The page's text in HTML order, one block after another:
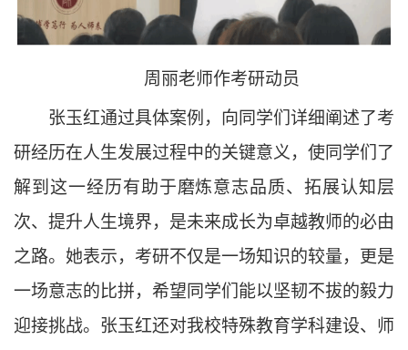
周丽老师作考研动员
张玉红通过具体案例，向同学们详细阐述了考
研经历在人生发展过程中的关键意义，使同学们了
解到这一经历有助于磨炼意志品质、拓展认知层
次、提升人生境界，是未来成长为卓越教师的必由
之路。她表示，考研不仅是一场知识的较量，更是
一场意志的比拼，希望同学们能以坚韧不拔的毅力
迎接挑战。张玉红还对我校特殊教育学科建设、师